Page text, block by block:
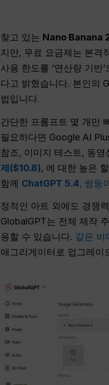
찾고 있는 Nano Banana
지만, 무료 요금제는 본격
사용 한도를 ‘연산량 기반
다고 밝혔습니다. 본인의
법입니다.
간단한 프롬프트 몇 개만
필요하다면 Google AI
참조, 이미지 테스트, 동
제($10.8), 에 대한 높은
함께 ChatGPT 5.4, 쌍둥
정적인 아트 외에도 경쟁
GlobalGPT는 전체 제작
용할 수 있습니다. 같은 비
애그리게이터로 업그레이